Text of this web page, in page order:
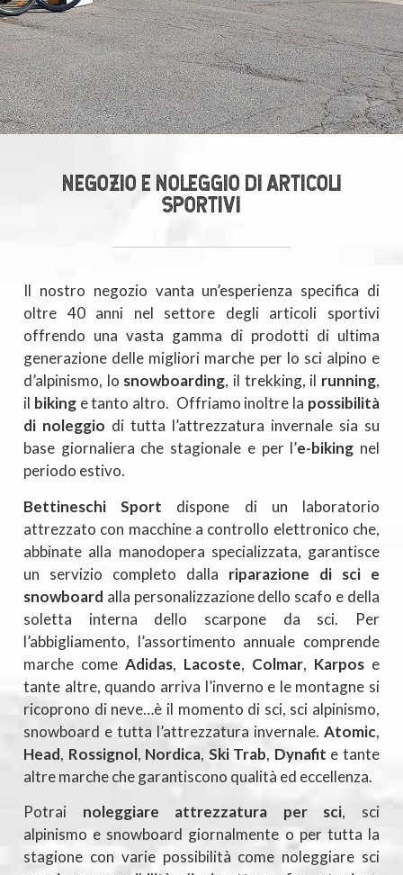
NEGOZIO E NOLEGGIO DI ARTICOLI
SPORTIVI
Il nostro negozio vanta un’esperienza specifica di
oltre 40 anni nel settore degli articoli sportivi
offrendo una vasta gamma di prodotti di ultima
generazione delle migliori marche per lo sci alpino e
d’alpinismo, lo snowboarding, il trekking, il running,
il bikinge tanto altro. Offriamo inoltre la possibilità
di noleggio di tutta l’attrezzatura invernale sia su
base giornaliera che stagionale e per l’e-biking nel
periodo estivo.
Bettineschi Sport dispone di un laboratorio
attrezzato con macchine a controllo elettronico che,
abbinate alla manodopera specializzata, garantisce
un servizio completo dalla riparazione di sci e
snowboard alla personalizzazione dello scafo e della
soletta interna dello scarpone da sci. Per
l’abbigliamento, l’assortimento annuale comprende
marche come Adidas, Lacoste, Colmar, Karpos e
tante altre, quando arriva l’inverno e le montagne si
ricoprono di neve…è il momento di sci, sci alpinismo,
snowboard e tutta l’attrezzatura invernale. Atomic,
Head, Rossignol, Nordica, Ski Trab, Dynafit e tante
altre marche che garantiscono qualità ed eccellenza.
Potrai noleggiare attrezzatura per sci, sci
alpinismo e snowboard giornalmente o per tutta la
stagione con varie possibilità come noleggiare sci